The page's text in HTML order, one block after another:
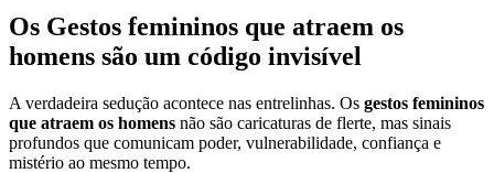
Os Gestos femininos que atraem os
homens são um código invisível
A verdadeira sedução acontece nas entrelinhas. Os gestos femininos
que atraem os homens não são caricaturas de flerte, mas sinais
profundos que comunicam poder, vulnerabilidade, confiança e
mistério ao mesmo tempo.